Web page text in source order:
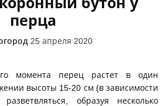
перца
25 апреля 2020
момента перец растет в один
высоты 15-20 см (в зависимости
образуя несколько